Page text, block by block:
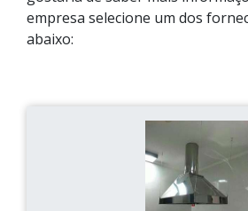
empresa selecione um dos
abaixo: